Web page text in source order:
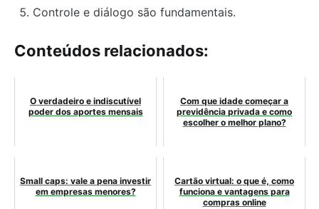
Controle e diálogo são fundamentais.
Conteúdos relacionados:
O verdadeiro e indiscutível
poder dos aportes mensais
Com que idade começar a
previdência privada e como
escolher o melhor plano?
Small caps: vale a pena investir
em empresas menores?
Cartão virtual: o que é, como
funciona e vantagens para
compras online